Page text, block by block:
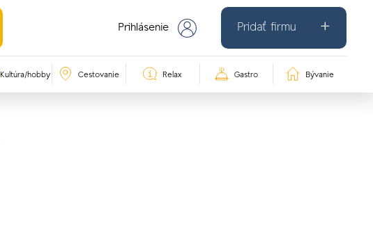
Prihlásenie Pridať firmu
Kultúra/hobby Cestovanie Relax Gastro Bývanie